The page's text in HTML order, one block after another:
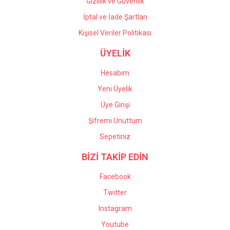
İptal ve İade Şartları
Kişisel Veriler Politikası
ÜYELİK
Hesabım
Yeni Üyelik
Üye Girişi
Şifremi Unuttum
Sepetiniz
BİZİ TAKİP EDİN
Facebook
Twitter
Instagram
Youtube